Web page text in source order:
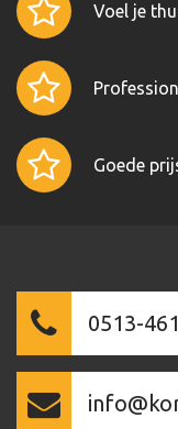
Voel je
Goede
0513-